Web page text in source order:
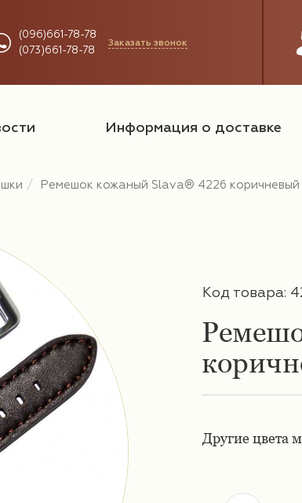
(096)661-78-78
(073)661-78-78
Заказать звонок
Информация о доставке
Ремешок кожаный Slava® 4226
Код товара:
Другие цвета